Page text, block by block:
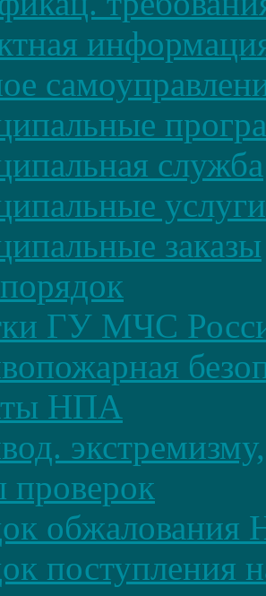
служба
услуги
заказы
ГУ МЧС
НПА
поступления